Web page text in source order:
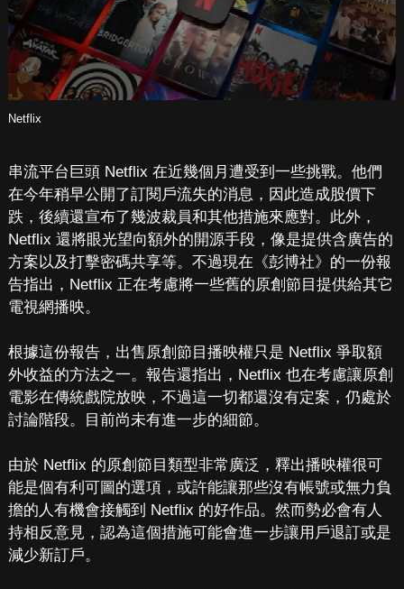
Netflix
串流平台巨頭 Netflix 在近幾個月遭受到一些挑戰。他們
在今年稍早公開了訂閱戶流失的消息，因此造成股價下
跌，後續還宣布了幾波裁員和其他措施來應對。此外，
Netflix 還將眼光望向額外的開源手段，像是提供含廣告的
方案以及打擊密碼共享等。不過現在《彭博社》的一份報
告指出，Netflix 正在考慮將一些舊的原創節目提供給其它
電視網播映。
根據這份報告，出售原創節目播映權只是 Netflix 爭取額
外收益的方法之一。報告還指出，Netflix 也在考慮讓原創
電影在傳統戲院放映，不過這一切都還沒有定案，仍處於
討論階段。目前尚未有進一步的細節。
由於 Netflix 的原創節目類型非常廣泛，釋出播映權很可
能是個有利可圖的選項，或許能讓那些沒有帳號或無力負
擔的人有機會接觸到 Netflix 的好作品。然而勢必會有人
持相反意見，認為這個措施可能會進一步讓用戶退訂或是
減少新訂戶。